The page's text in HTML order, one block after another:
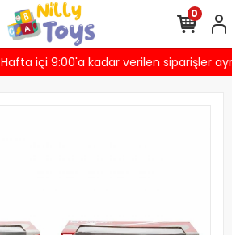
Hafta içi 9:00'a kadar verilen siparişler
0